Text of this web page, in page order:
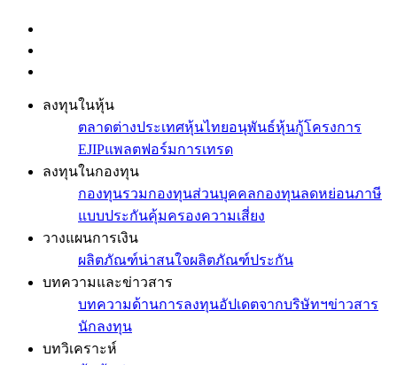
ลงทุนในหุ้น
ตลาดต่างประเทศหุ้นไทยอนุพันธ์หุ้นกู้โครงการ
EJIPแพลตฟอร์มการเทรด
ลงทุนในกองทุน
กองทุนรวมกองทุนส่วนบุคคลกองทุนลดหย่อนภาษี
แบบประกันคุ้มครองความเสี่ยง
วางแผนการเงิน
ผลิตภัณฑ์น่าสนใจผลิตภัณฑ์ประกัน
บทความและข่าวสาร
บทความด้านการลงทุนอัปเดตจากบริษัทฯข่าวสาร
นักลงทุน
บทวิเคราะห์